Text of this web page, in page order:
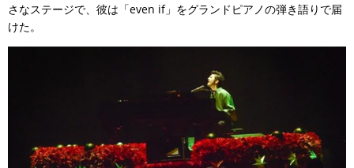
さなステージで、彼は「even if」をグランドピアノの弾き語りで届
けた。